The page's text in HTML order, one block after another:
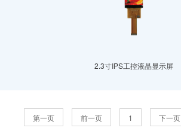
2.3寸IPS工控液晶显示屏
第一页 前一页 1 下一页